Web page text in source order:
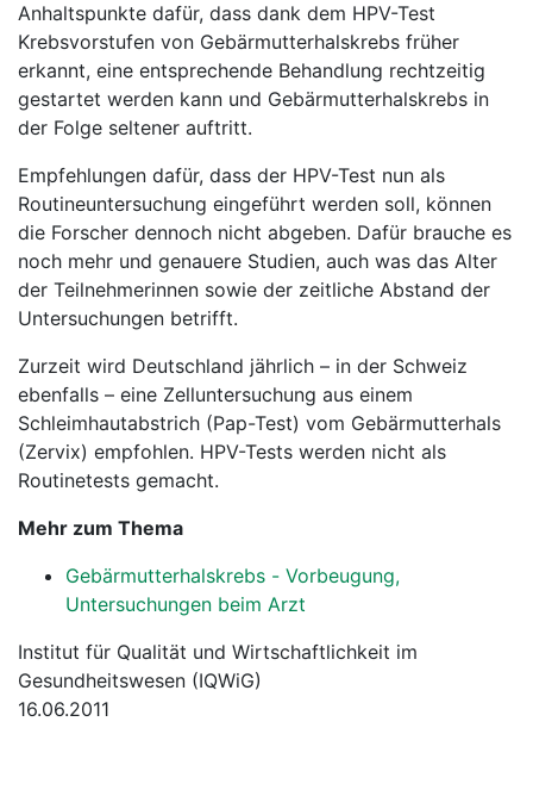
Anhaltspunkte dafür, dass dank dem HPV-Test
Krebsvorstufen von Gebärmutterhalskrebs früher
erkannt, eine entsprechende Behandlung rechtzeitig
gestartet werden kann und Gebärmutterhalskrebs in
der Folge seltener auftritt.
Empfehlungen dafür, dass der HPV-Test nun als
Routineuntersuchung eingeführt werden soll, können
die Forscher dennoch nicht abgeben. Dafür brauche es
noch mehr und genauere Studien, auch was das Alter
der Teilnehmerinnen sowie der zeitliche Abstand der
Untersuchungen betrifft.
Zurzeit wird Deutschland jährlich – in der Schweiz
ebenfalls – eine Zelluntersuchung aus einem
Schleimhautabstrich (Pap-Test) vom Gebärmutterhals
(Zervix) empfohlen. HPV-Tests werden nicht als
Routinetests gemacht.
Mehr zum Thema
Gebärmutterhalskrebs - Vorbeugung,
Untersuchungen beim Arzt
Institut für Qualität und Wirtschaftlichkeit im
Gesundheitswesen (IQWiG)
16.06.2011